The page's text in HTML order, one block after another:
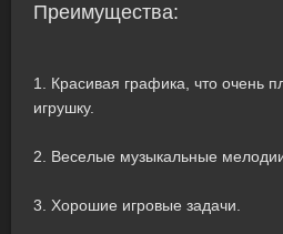
Преимущества:
1. Красивая графика, что очень
игрушку.
2. Веселые музыкальные
3. Хорошие игровые задачи.